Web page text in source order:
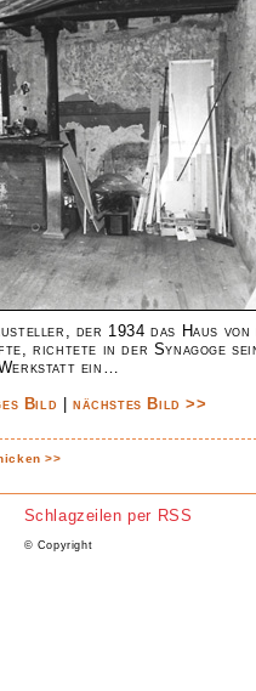
der 1934 das Haus von
richtete in der Synagoge
ein…
Bild
nächstes Bild >>
>>
Schlagzeilen per RSS
© Copyright